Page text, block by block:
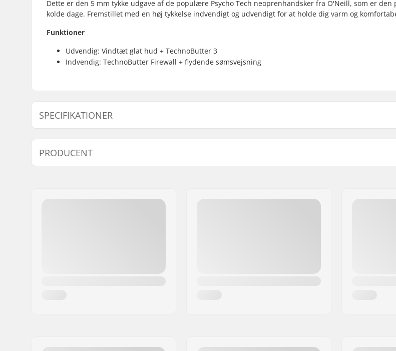
Dette er den 5 mm tykke udgave af de populære Psycho Tech neoprenhandsker fra O'Neill, som er
kolde dage. Fremstillet med en høj tykkelse indvendigt og udvendigt for at holde dig varm og
Funktioner
Udvendig: Vindtæt glat hud + TechnoButter 3
Indvendig: TechnoButter Firewall + flydende sømsvejsning
SPECIFIKATIONER
Tykkelse:
5mm
Aktivitet:
PRODUCENT